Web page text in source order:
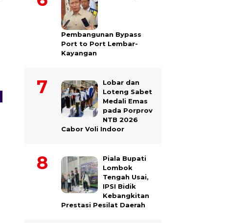
Pembangunan Bypass
Port to Port Lembar-
Kayangan
Lobar dan
Loteng Sabet
Medali Emas
pada Porprov
NTB 2026
Cabor Voli Indoor
Piala Bupati
Lombok
Tengah Usai,
IPSI Bidik
Kebangkitan
Prestasi Pesilat Daerah